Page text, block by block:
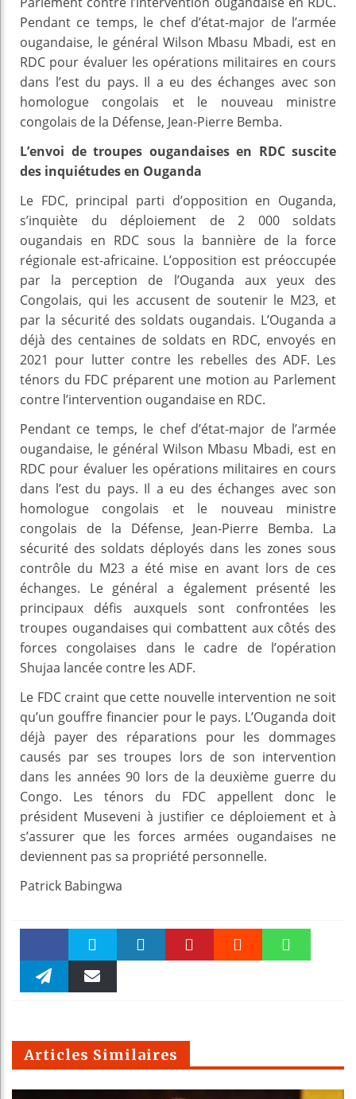
Pendant ce temps, le chef d’état-major de l’armée
ougandaise, le général Wilson Mbasu Mbadi, est en
RDC pour évaluer les opérations militaires en cours
dans l’est du pays. Il a eu des échanges avec son
homologue congolais et le nouveau ministre
congolais de la Défense, Jean-Pierre Bemba.
L’envoi de troupes ougandaises en RDC suscite
des inquiétudes en Ouganda
Le FDC, principal parti d’opposition en Ouganda,
s’inquiète du déploiement de 2 000 soldats
ougandais en RDC sous la bannière de la force
régionale est-africaine. L’opposition est préoccupée
par la perception de l’Ouganda aux yeux des
Congolais, qui les accusent de soutenir le M23, et
par la sécurité des soldats ougandais. L’Ouganda a
déjà des centaines de soldats en RDC, envoyés en
2021 pour lutter contre les rebelles des ADF. Les
ténors du FDC préparent une motion au Parlement
contre l’intervention ougandaise en RDC.
Pendant ce temps, le chef d’état-major de l’armée
ougandaise, le général Wilson Mbasu Mbadi, est en
RDC pour évaluer les opérations militaires en cours
dans l’est du pays. Il a eu des échanges avec son
homologue congolais et le nouveau ministre
congolais de la Défense, Jean-Pierre Bemba. La
sécurité des soldats déployés dans les zones sous
contrôle du M23 a été mise en avant lors de ces
échanges. Le général a également présenté les
principaux défis auxquels sont confrontées les
troupes ougandaises qui combattent aux côtés des
forces congolaises dans le cadre de l’opération
Shujaa lancée contre les ADF.
Le FDC craint que cette nouvelle intervention ne soit
qu’un gouffre financier pour le pays. L’Ouganda doit
déjà payer des réparations pour les dommages
causés par ses troupes lors de son intervention
dans les années 90 lors de la deuxième guerre du
Congo. Les ténors du FDC appellent donc le
président Museveni à justifier ce déploiement et à
s’assurer que les forces armées ougandaises ne
deviennent pas sa propriété personnelle.
Patrick Babingwa
Faceboo Twitter
m
Articles Similaires